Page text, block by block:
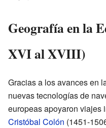
Geografía en la
XVI al XVIII)
Gracias a los avances en
nuevas tecnologías de
europeas apoyaron viajes
Cristóbal Colón (1451-